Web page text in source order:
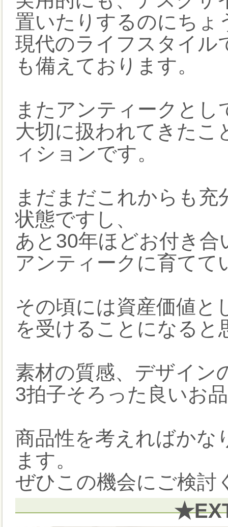
置いたりするのにちょ
現代のライフスタイル
も備えております。
またアンティークと
大切に扱われてきたこ
ィションです。
まだまだこれからも
状態ですし、
あと30年ほどお付き
アンティークに育て
その頃には資産価値と
を受けることになると
素材の質感、デザイン
3拍子そろった良いお
商品性を考えればかな
ます。
ぜひこの機会にご検討